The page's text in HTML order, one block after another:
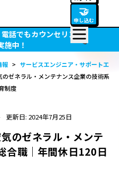
🤝
申し込む
話でもカウンセリン
施中！
報 > サービスエンジニア・サポートエ
のゼネラル・メンテナンス企業の技術系
制度
更新日: 2024年7月25日
のゼネラル・メンテ
合職｜年間休日120日